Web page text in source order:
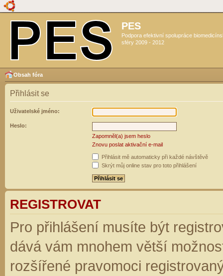
PES
Podpora efektivní spolupráce
sféry 2009 - 2012
Obsah fóra
Přihlásit se
Uživatelské jméno:
Heslo:
Zapomněl(a) jsem heslo
Znovu poslat aktivační e-mail
Přihlásit mě automaticky při každé návštěvě
Skrýt můj online stav pro toto přihlášení
REGISTROVAT
Pro přihlášení musíte být
dává vám mnohem větší
rozšířené pravomoci